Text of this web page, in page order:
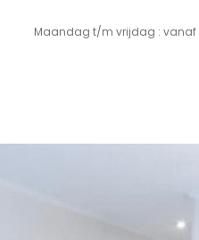
Maandag t/m vrijdag : vanaf